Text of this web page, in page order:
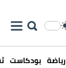
رياضة بودكاست